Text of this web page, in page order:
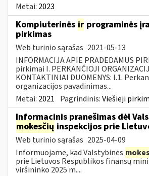
Metai: 2023
Kompiuterinės ir programinės
pirkimas
Web turinio sąrašas 2021-05-13
INFORMACIJA APIE PRADEDAMUS
pirkimai I. PERKANČIOJI
KONTAKTINIAI DUOMENYS: I.1.
organizacijos pavadinimas...
Metai: 2021 Pagrindinis:Viešieji
Informacinis pranešimas dėl
mokesčių inspekcijos prie
Web turinio sąrašas 2025-04-09
Informuojame, kad Valstybinės
prie Lietuvos Respublikos finansų
viršininko 2025 m....